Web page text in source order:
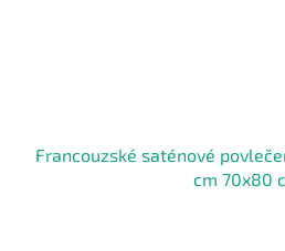
Francouzské saténové
cm 70x80